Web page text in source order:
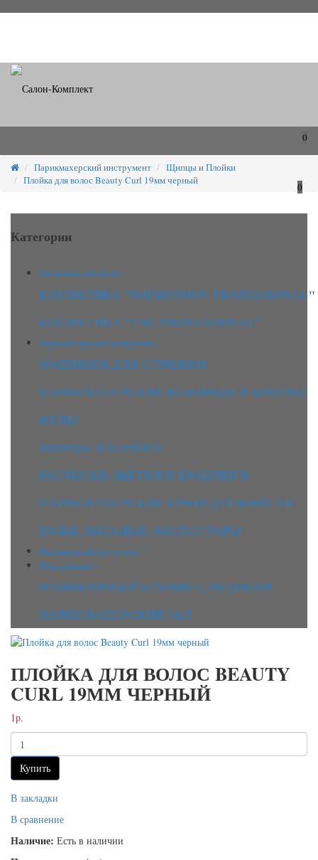
0
0
Парикмахерский инструмент
Щипцы и Плойки
Плойка для волос Beauty Curl 19мм черный
Категории
Косметика для волос
КОСМЕТИКА "IMPRESSION PROFESSIONAL"
КОСМЕТИКА "TNL PROFESSIONAL"
Парикмахерский инструмент
МАШИНКИ ДЛЯ СТРИЖКИ
ПАРИКМАХЕРСКИЕ НОЖНИЦЫ И БРИТВЫ
ФЕНЫ
ЩИПЦЫ И ПЛОЙКИ
РАСЧЁСКИ, ЩЁТКИ И БРАШИНГИ
ПАРИКМАХЕРСКИЕ ПРИНАДЛЕЖНОСТИ
НОЖИ, НАСАДКИ, АКСЕССУАРЫ
Маникюрный инструмент
Оборудование
МАНИКЮРНЫЙ КАБИНЕТ, ПЕДИКЮР
ПАРИКМАХЕРСКИЙ ЗАЛ
ПЛОЙКА ДЛЯ ВОЛОС BEAUTY
CURL 19ММ ЧЕРНЫЙ
1р.
Купить
В закладки
В сравнение
Наличие: Есть в наличии